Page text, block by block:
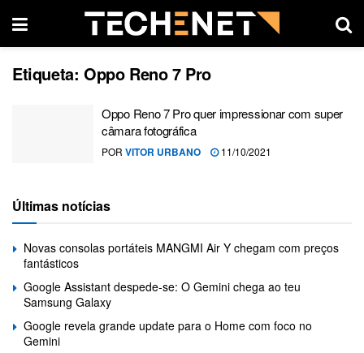
Etiqueta: Oppo Reno 7 Pro
Oppo Reno 7 Pro quer impressionar com super
câmara fotográfica
POR VITOR URBANO 11/10/2021
Últimas notícias
Novas consolas portáteis MANGMI Air Y chegam com preços
fantásticos
Google Assistant despede-se: O Gemini chega ao teu
Samsung Galaxy
Google revela grande update para o Home com foco no
Gemini